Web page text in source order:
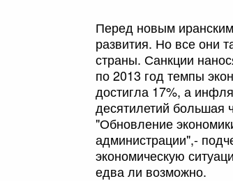
Перед новым иранским
развития. Но все они
страны. Санкции
по 2013 год темпы
достигла 17%, а
десятилетий большая
"Обновление
администрации",-
экономическую
едва ли возможно.